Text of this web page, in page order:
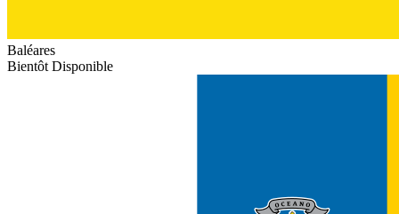
Baléares
Bientôt Disponible